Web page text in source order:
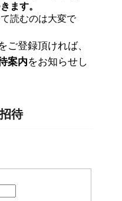
ます。
読むのは大変で
ご登録頂ければ、
案内をお知らせし
待